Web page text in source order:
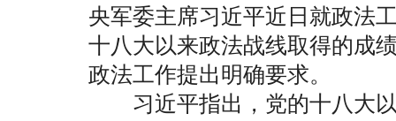
央军委主席习近平近日就政法
十八大以来政法战线取得的成
政法工作提出明确要求。
习近平指出，党的十八大以